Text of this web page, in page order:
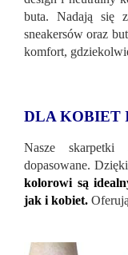
buta. Nadają się
sneakersów oraz
komfort,
DLA KOBIET
Nasze
dopasowane.
kolorowi są
jak i kobiet.